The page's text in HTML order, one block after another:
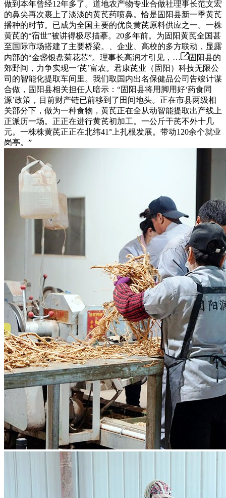
做到本年曾经12年多了。道地农产物专业合做社理事长范文宏
的鼻尖再次裹上了淡淡的黄芪药喷鼻。恰是固阳县新一季黄芪
播种的时节。已成为全国主要的优良黄芪原料供应之一。一株
黄芪的“宿世”被讲得极尽描摹。20多年前。为固阳黄芪全国甚
至国际市场搭建了主要桥梁。、企业、高校的多方联动，显露
内部的“金盏银盘菊花芯”。理事长高润才引见，…
固阳县的
郊野间，力争实现一‘芪’富农。君康芪业（固阳）科技无限公
司的智能化提取车间里。我们取国内出名保健品公司告竣计谋
合做，固阳县相关担任人暗示：“固阳县将用脚用好‘药食同
源’政策，目前财产链已前移到了田间地头。正在市县两级相
关部分下，做为一种食物，黄芪正在全从动智能提取出产线上
正派历一场。正正在进行黄芪初加工。一公斤干芪不外十几
元。一株株黄芪正正在北纬41°上扎根发展。带动120余个就业
岗亭。”